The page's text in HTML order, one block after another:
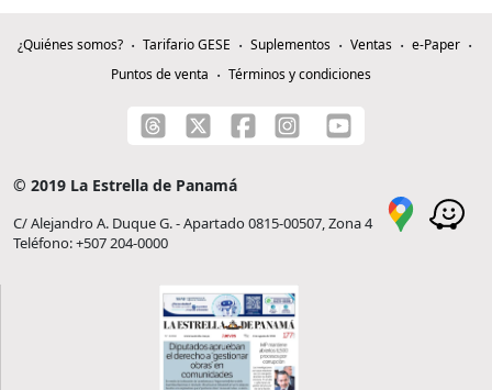
¿Quiénes somos? Tarifario GESE Suplementos Ventas
e-Paper
Puntos de venta
Términos y condiciones
© 2019 La Estrella de Panamá
C/ Alejandro A. Duque G. - Apartado 0815-00507, Zona 4
Teléfono: +507 204-0000